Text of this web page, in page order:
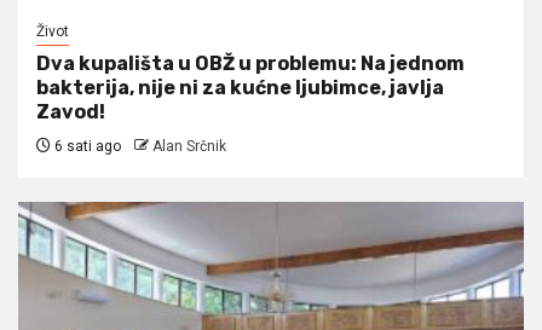
Život
Dva kupališta u OBŽ u problemu: Na jednom
bakterija, nije ni za kućne ljubimce, javlja
Zavod!
6 sati ago Alan Srčnik